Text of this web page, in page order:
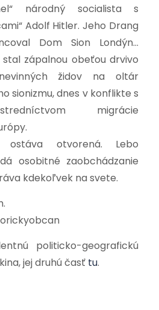
národný socialista s
Adolf Hitler. Jeho Drang
Dom Sion Londýn…
stal zápalnou obeťou drvivo
židov na oltár
sionizmu, dnes v konflikte s
migrácie
ostáva otvorená. Lebo
osobitné zaobchádzanie
kdekoľvek na svete.
politicko-geografickú
jej druhú časť tu.